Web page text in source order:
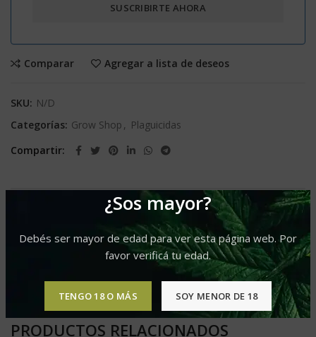
¿Sos mayor?
Debés ser mayor de edad para ver esta página web. Por
favor verificá tu edad.
TENGO 18 O MÁS SOY MENOR DE 18
Comparar Agregar a lista de deseos
SKU: N/D
Categorías: Grow Shop , Plaguicidas
Compartir
INFORMACIÓN ADICIONAL
Presentacion 30cc
PRODUCTOS RELACIONADOS